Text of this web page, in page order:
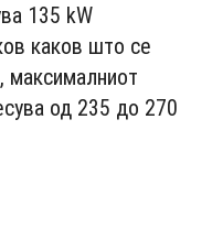
135 kW
каков што се
максималниот
од 235 до 270